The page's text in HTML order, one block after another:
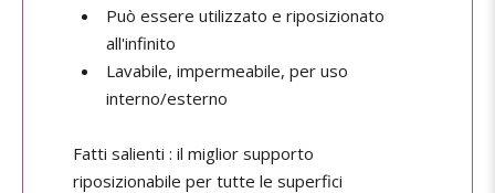
Può essere utilizzato e riposizionato
all'infinito
Lavabile, impermeabile, per uso
interno/esterno
Fatti salienti : il miglior supporto
riposizionabile per tutte le superfici